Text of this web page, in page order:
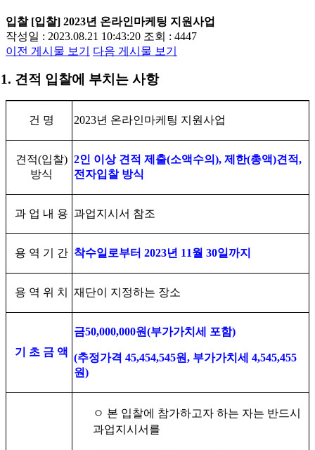
입찰[입찰] 2023년 온라인마케팅 지원사업
작성일 : 2023.08.21 10:43:20 조회 : 4447
이전 게시물 보기
다음 게시물 보기
1. 견적 입찰에 부치는 사항
건 명 2023년 온라인마케팅 지원사업
견적(입찰)
방식
2인 이상 견적 제출(소액수의 ), 제한(총액)견적,
전자입찰 방식
과 업 내 용 과업지시서 참조
용 역 기 간 착수일로부터 2023년 11월 30일까지
용 역 위 치 재단이 지정하는 장소
기 초 금 액
금50,000,000원(부가가치세 포함)
(추정가격 45,454,545원, 부가가치세 4,545,455
원)
ㅇ 본 입찰에 참가하고자 하는 자는 반드시
과업지시서를